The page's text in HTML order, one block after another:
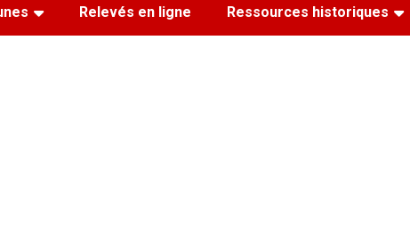
Relevés en ligne Ressources historiques